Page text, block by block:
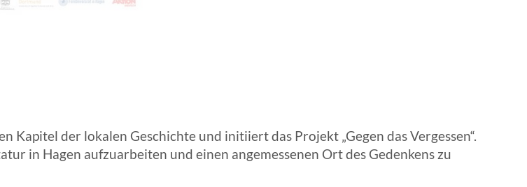
der lokalen Geschichte und initiiert das Projekt „Gegen das Vergessen“.
in Hagen aufzuarbeiten und einen angemessenen Ort des Gedenkens zu